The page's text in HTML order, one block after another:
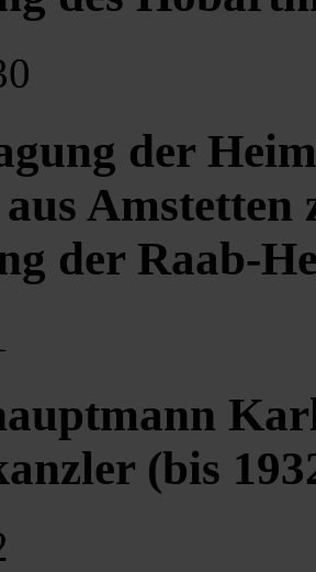
der
Amstetten
der Raab-
(bis